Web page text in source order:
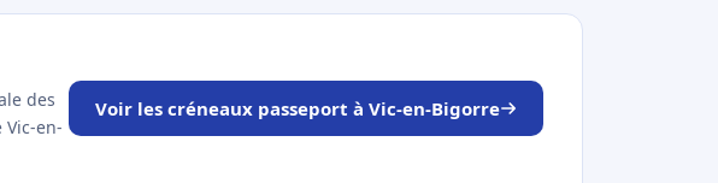
des
en-
Voir les créneaux passeport à Vic-en-Bigorre